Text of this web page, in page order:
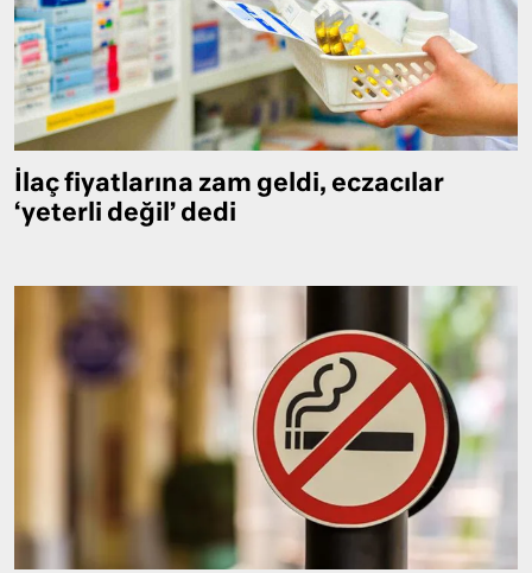
İlaç fiyatlarına zam geldi, eczacılar
‘yeterli değil’ dedi